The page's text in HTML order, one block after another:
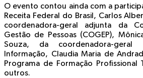
O evento contou ainda com a
Receita Federal do Brasil, Carlos
coordenadora-geral adjunta da
Gestão de Pessoas (COGEP),
Souza, da coordenadora-
Informação, Claudia Maria de
Programa de Formação Profissional
outros.